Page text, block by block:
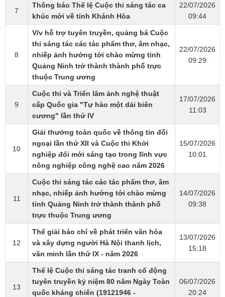
7
Thông báo Thể lệ Cuộc thi sáng tác ca
khúc mới về tỉnh Khánh Hòa
22/07/2026
09:44
8
V/v hỗ trợ tuyên truyền, quảng bá Cuộc
thi sáng tác các tác phẩm thơ, âm nhạc,
nhiếp ảnh hướng tới chào mừng tỉnh
Quảng Ninh trở thành thành phố trực
thuộc Trung ương
22/07/2026
09:29
9
Cuộc thi và Triển lãm ảnh nghệ thuật
cấp Quốc gia "Tự hào một dải biên
cương" lần thứ IV
17/07/2026
11:03
10
Giải thưởng toàn quốc về thông tin đối
ngoại lần thứ XII và Cuộc thi Khởi
nghiệp đổi mới sáng tạo trong lĩnh vực
nông nghiệp công nghệ cao năm 2026
15/07/2026
10:01
11
Cuộc thi sáng tác các tác phẩm thơ, âm
nhạc, nhiếp ảnh hướng tới chào mừng
tỉnh Quảng Ninh trở thành thành phố
trực thuộc Trung ương
14/07/2026
09:38
12
Thể giải báo chí về phát triển văn hóa
và xây dựng người Hà Nội thanh lịch,
văn minh lần thứ IX - năm 2026
13/07/2026
15:18
13
Thể lệ Cuộc thi sáng tác tranh cổ động
tuyên truyền kỷ niệm 80 năm Ngày Toàn
quốc kháng chiến (19121946 -
06/07/2026
20:24